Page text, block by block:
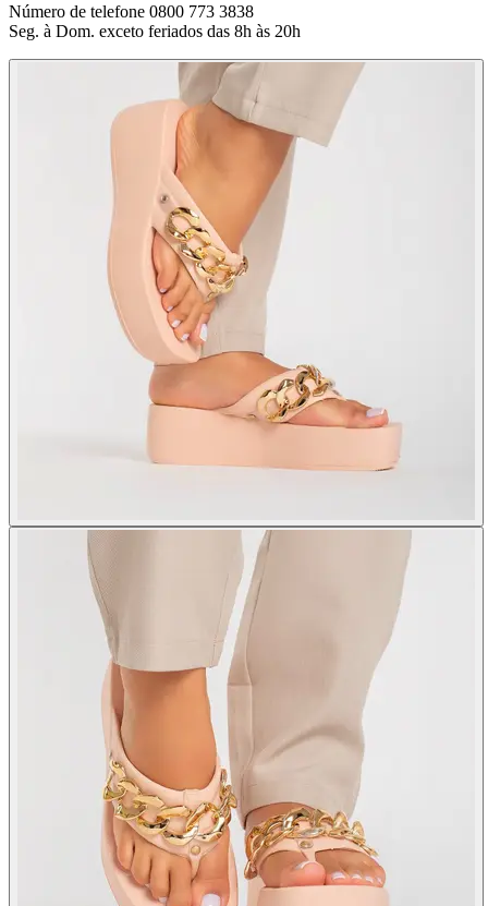
Número de telefone 0800 773 3838
Seg. à Dom. exceto feriados das 8h às 20h